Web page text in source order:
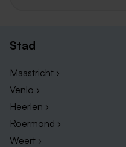
Stad
Maastricht ›
Venlo ›
Heerlen ›
Roermond ›
Weert ›